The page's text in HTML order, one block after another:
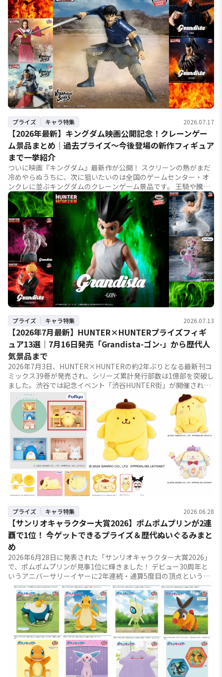
プライズ キャラ特集 2026.07.17
【2026年最新】キングダム映画公開記念！クレーンゲー
ム景品まとめ｜過去プライズ〜今後登場の新作フィギュア
まで一挙紹介
ついに映画『キングダム』最新作が公開！ スクリーンの熱がまだ
冷めやらぬうちに、次に狙いたいのは全国のゲームセンター・オ
ンクレに並ぶキングダムのクレーンゲーム景品です。 王騎や騰、
桓騎といった大将軍たちのハイクオリテ...
プライズ キャラ特集 2026.07.13
【2026年7月最新】HUNTER×HUNTERプライズフィギ
ュア13選｜7月16日発売「Grandista-ゴン-」から歴代人
気景品まで
2026年7月3日、HUNTER×HUNTERの約2年ぶりとなる最新刊コ
ミックス39巻が発売され、シリーズ累計発行部数は1億部を突破し
ました。渋谷では記念イベント「渋谷HUNTER街」が開催される
など、いま作品の盛り上が...
プライズ キャラ特集 2026.06.28
【サンリオキャラクター大賞2026】ポムポムプリンが2連
覇で1位！ 今ゲットできるプライズ＆歴代ぬいぐるみまと
め
2026年6月28日に発表された「サンリオキャラクター大賞2026」
で、ポムポムプリンが見事1位に輝きました！ デビュー30周年と
いうアニバーサリーイヤーに2年連続・通算5度目の頂点という、
まさに記念すべき結果です。プリ...